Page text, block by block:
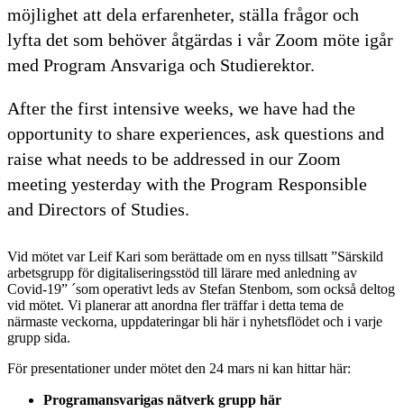
möjlighet att dela erfarenheter, ställa frågor och
lyfta det som behöver åtgärdas i vår Zoom möte igår
med Program Ansvariga och Studierektor.
After the first intensive weeks, we have had the
opportunity to share experiences, ask questions and
raise what needs to be addressed in our Zoom
meeting yesterday with the Program Responsible
and Directors of Studies.
Vid mötet var Leif Kari som berättade om en nyss tillsatt ”Särskild
arbetsgrupp för digitaliseringsstöd till lärare med anledning av
Covid-19” ´som operativt leds av Stefan Stenbom, som också deltog
vid mötet. Vi planerar att anordna fler träffar i detta tema de
närmaste veckorna, uppdateringar bli här i nyhetsflödet och i varje
grupp sida.
För presentationer under mötet den 24 mars ni kan hittar här:
Programansvarigas nätverk grupp här